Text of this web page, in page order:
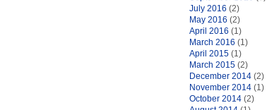
July 2016 (2)
May 2016 (2)
April 2016 (1)
March 2016 (1)
April 2015 (1)
March 2015 (2)
December 2014 (2)
November 2014 (1)
October 2014 (2)